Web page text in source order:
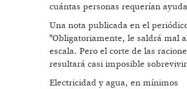
cuántas personas requerían
Una nota publicada en el
"Obligatoriamente, le saldrá mal
escala. Pero el corte de las
resultará casi imposible
Electricidad y agua, en mínimos